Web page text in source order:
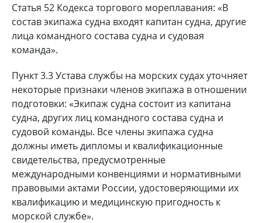
Статья 52 Кодекса торгового мореплавания: «В
состав экипажа судна входят капитан судна, другие
лица командного состава судна и судовая
команда».
Пункт 3.3 Устава службы на морских судах уточняет
некоторые признаки членов экипажа в отношении
подготовки: «Экипаж судна состоит из капитана
судна, других лиц командного состава судна и
судовой команды. Все члены экипажа судна
должны иметь дипломы и квалификационные
свидетельства, предусмотренные
международными конвенциями и нормативными
правовыми актами России, удостоверяющими их
квалификацию и медицинскую пригодность к
морской службе».